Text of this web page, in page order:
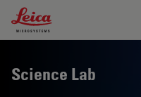
Leica Microsystems Logo
Science Lab